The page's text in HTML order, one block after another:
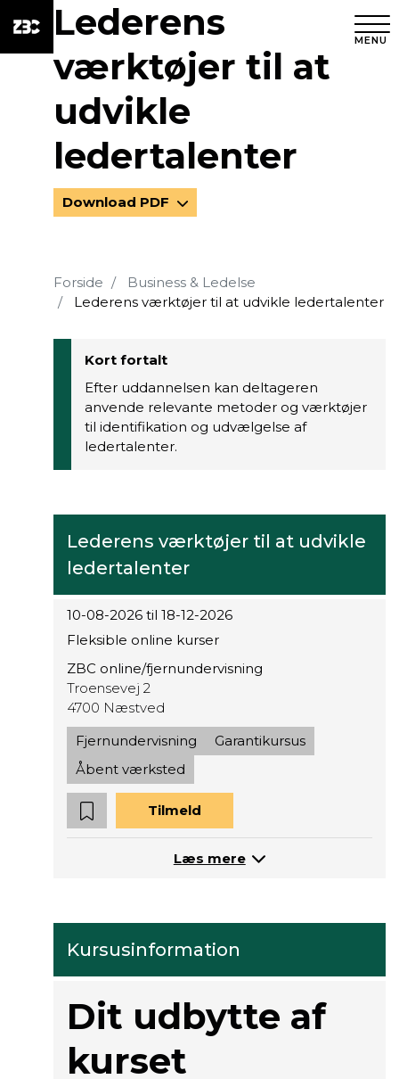
MENU
Lederens
værktøjer til at
udvikle
ledertalenter
Download PDF
Forside
Business & Ledelse
Lederens værktøjer til at udvikle ledertalenter
Kort fortalt
Efter uddannelsen kan deltageren
anvende relevante metoder og værktøjer
til identifikation og udvælgelse af
ledertalenter.
Lederens værktøjer til at udvikle
ledertalenter
10-08-2026 til 18-12-2026
Fleksible online kurser
ZBC online/fjernundervisning
Troensevej 2
4700 Næstved
Fjernundervisning
Garantikursus
Åbent værksted
Tilmeld
Læs mere
Kursusinformation
Dit udbytte af
kurset